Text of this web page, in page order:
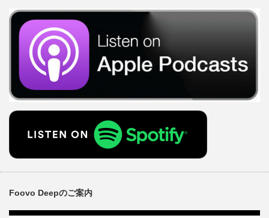
Foovo Deepのご案内